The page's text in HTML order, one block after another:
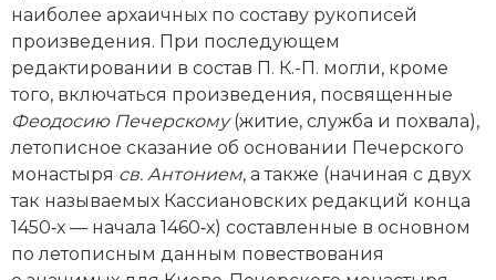
Новейшая история
Нумизматика
Образование
Общественные объединения и организации
Политическая история
Революции и народные движения
наиболее архаичных по составу рукописей
произведения. При последующем
редактировании в состав П. К.-П. могли, кроме
того, включаться произведения, посвященные
Феодосию Печерскому(житие, служба и похвала),
летописное сказание об основании Печерского
монастыря св. Антонием, а также (начиная с двух
так называемых Кассиановских редакций конца
1450‑х — начала 1460‑х) составленные в основном
по летописным данным повествования